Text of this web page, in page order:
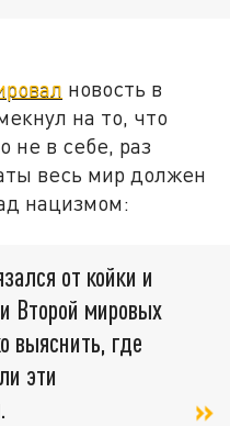
новость в
на то, что
не в себе, раз
весь мир должен
нацизмом:
от койки и
Второй мировых
выяснить, где
эти